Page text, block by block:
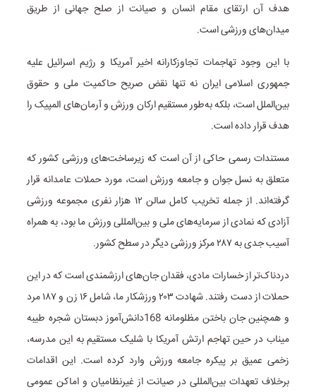
هدف آن ارتقای مقام انسان و صیانت از صلح جهانی از طریق
میدان‌های ورزشی است.
با این وجود تهاجمات تجاوزکارانه اخیر آمریکا و رژیم اسرائیل علیه
جمهوری اسلامی ایران نه تنها نقض صریح حاکمیت ملی و حقوق
بین‌الملل است، بلکه به‌طور مستقیم ارکان ورزش و آرمان‌های المپیک را
هدف قرار داده است.
مستندات رسمی حاکی از آن است که زیرساخت‌های ورزشی کشور که
متعلق به نسل جوان و جامعه ورزش است، مورد حملات عامدانه قرار
گرفته‌اند. از جمله تخریب کامل سالن ۱۲ هزار نفری مجموعه ورزشی
آزادی که نمادی از سرمایه‌های ملی و بین‌المللی ورزش ما بود، به همراه
آسیب جدی به ٢٨٧ مرکز ورزشی دیگر در سطح کشور.
دردناک‌تر از خسارات مادی، فقدان جان‌های ارزشمندی است که در این
حملات از دست رفتند. شهادت ٢٠٣ ورزشکار ما، شامل ١۶ زن و ١٨٧ مرد
و همچنین جان باختن مظلومانه 168دانش‌آموز دبستان شجره طیبه
میناب در حین تهاجم ارتش آمریکا با شلیک مستقیم به این مدرسه،
زخمی عمیق بر پیکره جامعه ورزش وارد کرده است. این اقدامات
برخلاف تعهدات بین‌المللی در صیانت از غیرنظامیان و اماکن عمومی